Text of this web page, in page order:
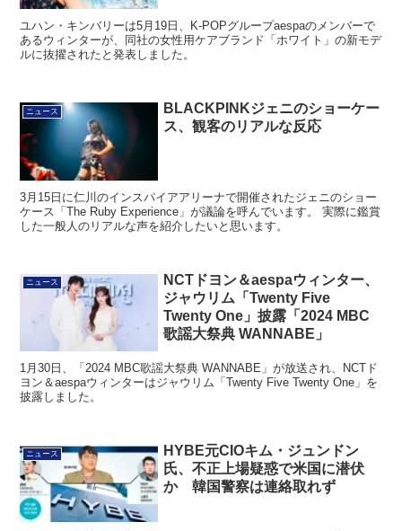
ユハン・キンバリーは5月19日、K-POPグループaespaのメンバーで
あるウィンターが、同社の女性用ケアブランド「ホワイト」の新モデ
ルに抜擢されたと発表しました。
ニュース
BLACKPINKジェニのショーケー
ス、観客のリアルな反応
3月15日に仁川のインスパイアアリーナで開催されたジェニのショー
ケース「The Ruby Experience」が議論を呼んでいます。 実際に鑑賞
した一般人のリアルな声を紹介したいと思います。
ニュース
NCTドヨン＆aespaウィンター、
ジャウリム「Twenty Five
Twenty One」披露「2024 MBC
歌謡大祭典 WANNABE」
1月30日、「2024 MBC歌謡大祭典 WANNABE」が放送され、NCTド
ヨン＆aespaウィンターはジャウリム「Twenty Five Twenty One」を
披露しました。
ニュース
HYBE元CIOキム・ジュンドン
氏、不正上場疑惑で米国に潜伏
か 韓国警察は連絡取れず